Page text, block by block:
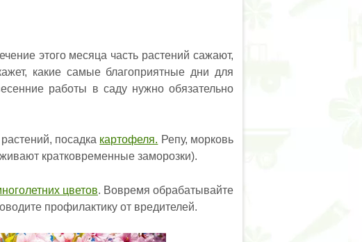
этого месяца часть растений сажают,
какие самые благоприятные дни для
работы в саду нужно обязательно
посадка картофеля. Репу, морковь
кратковременные заморозки).
цветов. Вовремя обрабатывайте
профилактику от вредителей.